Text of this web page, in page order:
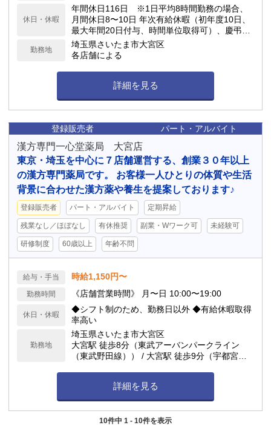
て勤務時間を設定します。
休日・休暇
年間休日116日 ※1日平均8時間勤務の場合、
月間休日8〜10日 年次有給休暇（初年度10日、
最大年間20日付与、時間単位取得可）、慶弔休
暇、子の看護休暇、介護休暇 他
勤務地
埼玉県さいたま市大宮区
各店舗による
詳細を見る
登録販売者 パート・アルバイト
漢方専門一心堂薬局 大宮店
東京・埼玉を中心に７店舗運営する、創業３０年以上
の漢方専門薬局です。 お客様一人ひとりの体質や生活
背景に合わせた漢方薬や養生を提案しております♪
登録販売者 パート・アルバイト 定期昇給
残業なし／ほぼなし 有休推奨 副業・Wワーク可 未経験可
研修制度 60歳以上 年齢不問
給与・手当 時給1,150円〜
勤務時間 《店舗営業時間》 月〜日 10:00〜19:00
休日・休暇
◆シフト制のため、勤務日以外 ◆有給休暇取得
率高い
勤務地
埼玉県さいたま市大宮区
大宮駅 徒歩8分（東武アーバンパークライン
（東武野田線）） / 大宮駅 徒歩9分（宇都宮
ン） / 大宮駅 徒歩10分（ニューシャトル） / 北
大宮駅 徒歩12分（東武アーバンパークライン
（東武野田線））
詳細を見る
10件中 1 - 10件を表示